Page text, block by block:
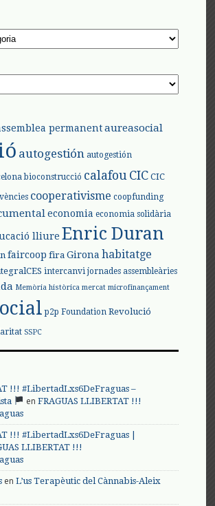
permanent aureasocial
autogestión autogestión
bioconstrucció calafou CIC CIC
cooperativisme coopfunding
economia economia solidària
lliure Enric Duran
faircoop fira Girona habitatge
intercanvi jornades assembleàries
Memòria històrica mercat microfinançament
p2p Foundation Revolució
SSPC
!!! #LibertadLxs6DeFraguas –
enFRAGUAS LLIBERTAT !!!
!!! #LibertadLxs6DeFraguas |
LLIBERTAT !!!
enL’us Terapèutic del Cànnabis-Aleix